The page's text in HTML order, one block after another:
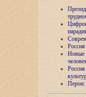
Новые
Перон: